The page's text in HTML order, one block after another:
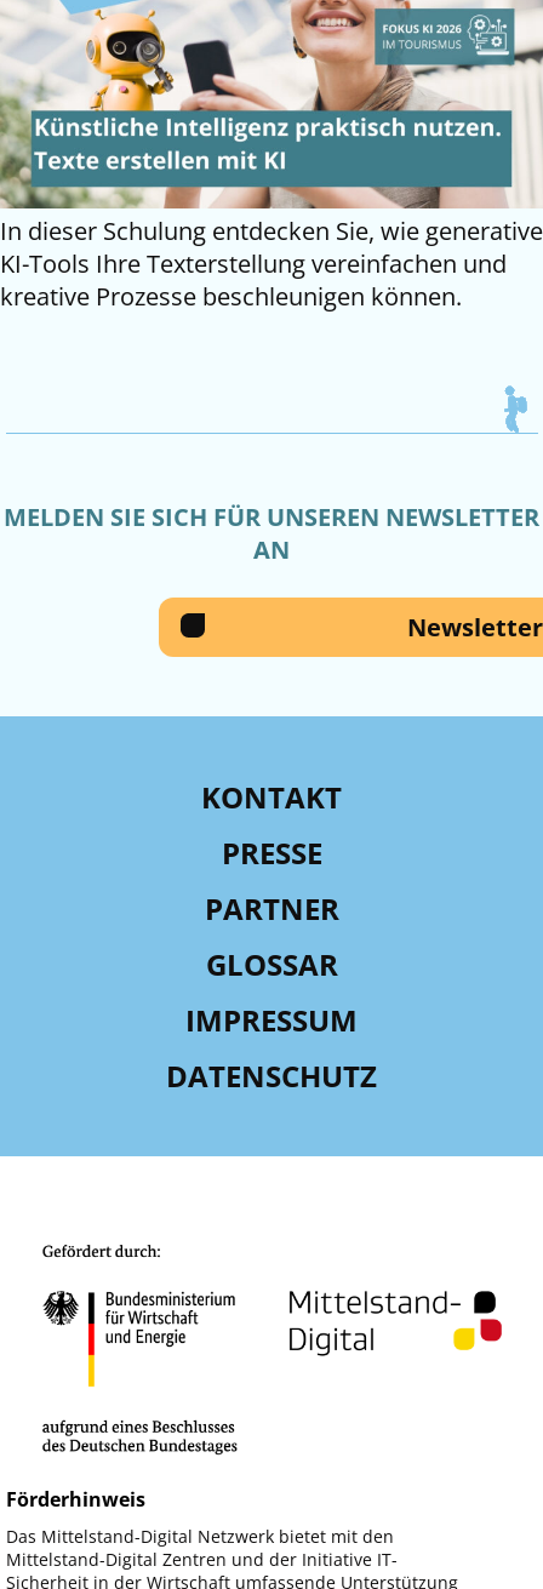
In dieser Schulung entdecken Sie, wie generative
KI-Tools Ihre Texterstellung vereinfachen und
kreative Prozesse beschleunigen können.
MELDEN SIE SICH FÜR UNSEREN NEWSLETTER
AN
Newsletter
KONTAKT
PRESSE
PARTNER
GLOSSAR
IMPRESSUM
DATENSCHUTZ
Förderhinweis
Das Mittelstand-Digital Netzwerk bietet mit den
Mittelstand-Digital Zentren und der Initiative IT-
Sicherheit in der Wirtschaft umfassende Unterstützung